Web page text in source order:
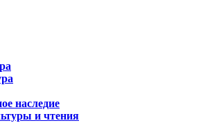
наследие
и чтения